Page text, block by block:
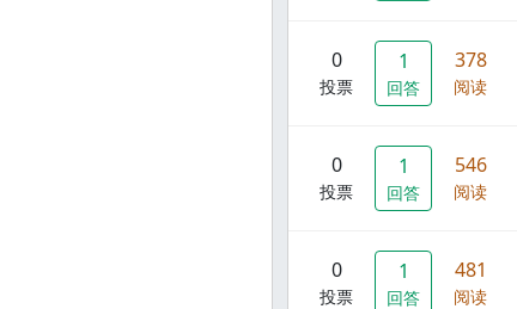
0
投票
1
回答
378
阅读
0
投票
1
回答
546
阅读
0
投票
1
回答
481
阅读